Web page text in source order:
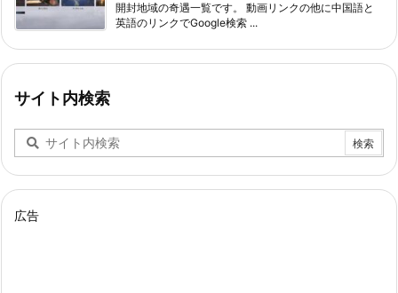
開封地域の奇遇一覧です。 動画リンクの他に中国語と
英語のリンクでGoogle検索 ...
サイト内検索
広告